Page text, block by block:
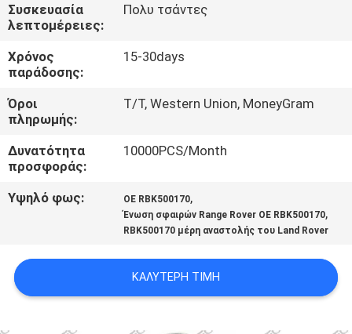
ΠΟΙΟΤΙΚΌΣ
ΈΛΕΓΧΟΣ
ΕΠΙΚΟΙΝΩΝΉΣΤΕ
ΜΑΖΊ
ΜΑΣ
ΕΙΔΉΣΕΙΣ
ΠΡΟΣΦΟΡΆ
Συσκευασία
λεπτομέρειες:
Πολυ τσάντες
Χρόνος
παράδοσης:
15-30days
Όροι
πληρωμής:
T/T, Western Union, MoneyGram
Δυνατότητα
προσφοράς:
10000PCS/Month
Υψηλό φως: OE RBK500170,
Ένωση σφαιρών Range Rover OE RBK500170,
RBK500170 μέρη αναστολής του Land Rover
ΚΑΛΎΤΕΡΗ ΤΙΜΉ